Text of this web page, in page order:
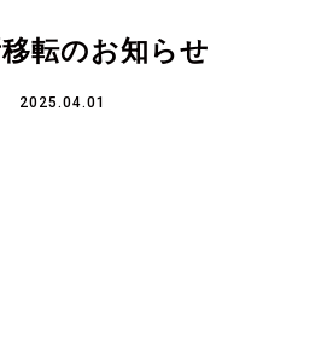
転のお知らせ
2025.04.01